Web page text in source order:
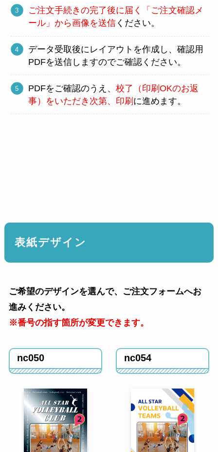
ご注文手続きの完了後に届く「ご注文確認メ
ール」から画像を送信 ください。
データ受取後にレイアウトを作成し、確認用
PDFを送信しますのでご確認ください。
PDFをご確認のうえ、校了（印刷OKのお返
事）をいただき次第、印刷 に進めます。
表紙デザイン
ご希望のデザインを選んで、ご注文フォームへお
進みください。
※番号の指す箇所が変更できます。
nc050 nc054